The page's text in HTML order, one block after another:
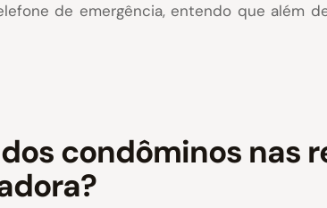
de emergência, entendo que além
condôminos nas